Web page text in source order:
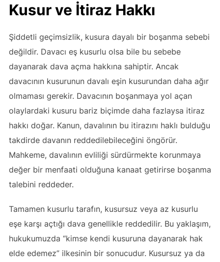
Kusur ve İtiraz Hakkı
Şiddetli geçimsizlik, kusura dayalı bir boşanma sebebi
değildir. Davacı eş kusurlu olsa bile bu sebebe
dayanarak dava açma hakkına sahiptir. Ancak
davacının kusurunun davalı eşin kusurundan daha ağır
olmaması gerekir. Davacının boşanmaya yol açan
olaylardaki kusuru bariz biçimde daha fazlaysa itiraz
hakkı doğar. Kanun, davalının bu itirazını haklı bulduğu
takdirde davanın reddedilebileceğini öngörür.
Mahkeme, davalının evliliği sürdürmekte korunmaya
değer bir menfaati olduğuna kanaat getirirse boşanma
talebini reddeder.
Tamamen kusurlu tarafın, kusursuz veya az kusurlu
eşe karşı açtığı dava genellikle reddedilir. Bu yaklaşım,
hukukumuzda “kimse kendi kusuruna dayanarak hak
elde edemez” ilkesinin bir sonucudur. Kusursuz ya da